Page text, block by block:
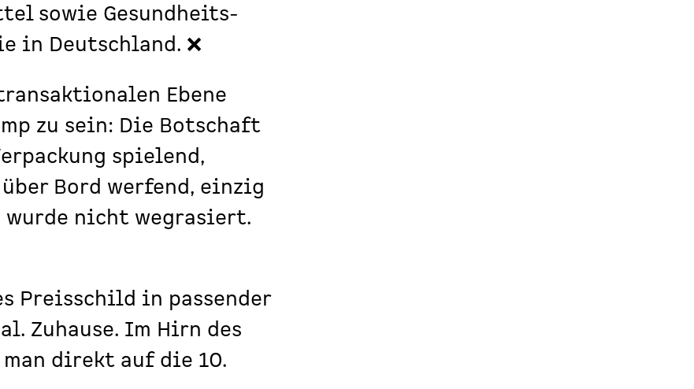
sowie Gesundheits-
in Deutschland. ❌
Ebene
zu sein: Die Botschaft
spielend,
Bord werfend, einzig
wurde nicht wegrasiert.
Preisschild in passender
Zuhause. Im Hirn des
man direkt auf die 10.